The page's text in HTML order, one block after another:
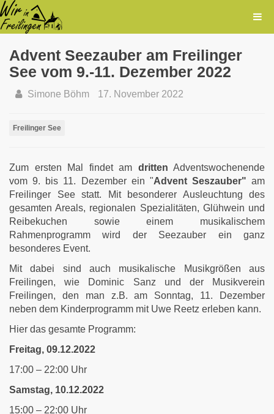
Advent Seezauber am Freilinger
See vom 9.-11. Dezember 2022
Simone Böhm 17. November 2022
Freilinger See
Zum ersten Mal findet am dritten Adventswochenende
vom 9. bis 11. Dezember ein "Advent Seszauber" am
Freilinger See statt. Mit besonderer Ausleuchtung des
gesamten Areals, regionalen Spezialitäten, Glühwein und
Reibekuchen sowie einem musikalischem
Rahmenprogramm wird der Seezauber ein ganz
besonderes Event.
Mit dabei sind auch musikalische Musikgrößen aus
Freilingen, wie Dominic Sanz und der Musikverein
Freilingen, den man z.B. am Sonntag, 11. Dezember
neben dem Kinderprogramm mit Uwe Reetz erleben kann.
Hier das gesamte Programm:
Freitag, 09.12.2022
17:00 – 22:00 Uhr
Samstag, 10.12.2022
15:00 – 22:00 Uhr